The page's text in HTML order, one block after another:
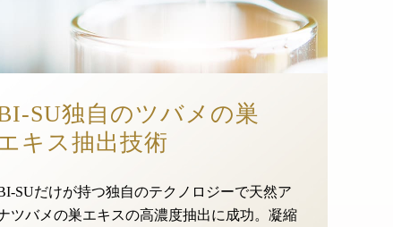
SU独自のツバメの巣
キス抽出技術
SUだけが持つ独自のテクノロジーで天然ア
ツバメの巣エキスの高濃度抽出に成功。凝縮